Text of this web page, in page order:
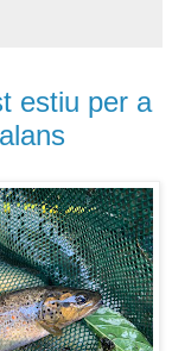
estiu per a